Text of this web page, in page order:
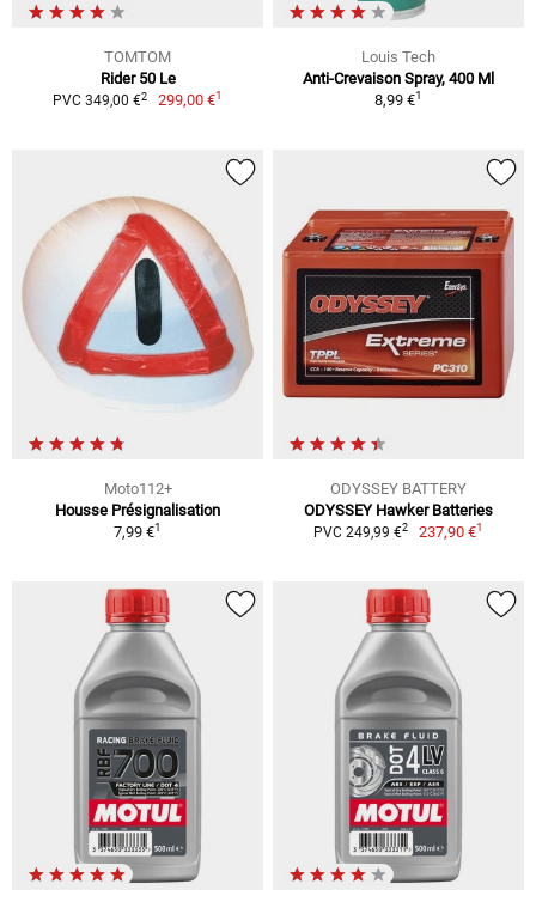
TOMTOM
Rider 50 Le
PVC 349,00 €2 299,00 €1
Louis Tech
Anti-Crevaison Spray, 400 Ml
8,99 €1
Moto112+
Housse Présignalisation
7,99 €1
ODYSSEY BATTERY
ODYSSEY Hawker Batteries
PVC 249,99 €2 237,90 €1